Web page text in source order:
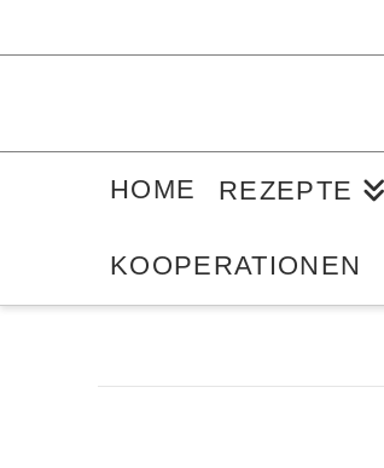
HOME REZEPTE
KOOPERATIONEN